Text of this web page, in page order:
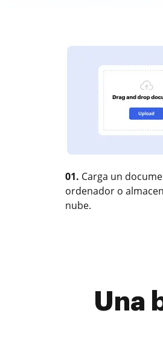
01. Carga un
ordenador o
nube.
Una